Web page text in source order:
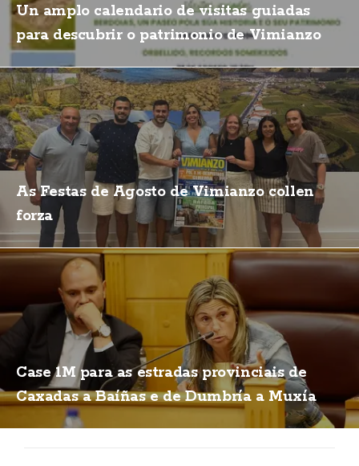
Un amplo calendario de visitas guiadas
para descubrir o patrimonio de Vimianzo
As Festas de Agosto de Vimianzo collen
forza
Case 1M para as estradas provinciais de
Caxadas a Baíñas e de Dumbría a Muxía